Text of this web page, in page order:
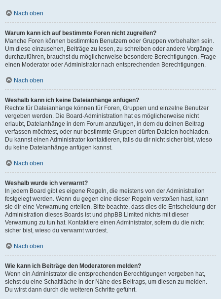
Nach oben
Warum kann ich auf bestimmte Foren nicht zugreifen?
Manche Foren können bestimmten Benutzern oder Gruppen vorbehalten sein.
Um diese einzusehen, Beiträge zu lesen, zu schreiben oder andere Vorgänge
durchzuführen, brauchst du möglicherweise besondere Berechtigungen. Frage
einen Moderator oder Administrator nach entsprechenden Berechtigungen.
Nach oben
Weshalb kann ich keine Dateianhänge anfügen?
Rechte für Dateianhänge können für Foren, Gruppen und einzelne Benutzer
vergeben werden. Die Board-Administration hat es möglicherweise nicht
erlaubt, Dateianhänge in dem Forum anzufügen, in dem du deinen Beitrag
verfassen möchtest, oder nur bestimmte Gruppen dürfen Dateien hochladen.
Du kannst einen Administrator kontaktieren, falls du dir nicht sicher bist, wieso
du keine Dateianhänge anfügen kannst.
Nach oben
Weshalb wurde ich verwarnt?
In jedem Board gibt es eigene Regeln, die meistens von der Administration
festgelegt werden. Wenn du gegen eine dieser Regeln verstoßen hast, kann
sie dir eine Verwarnung erteilen. Bitte beachte, dass dies die Entscheidung der
Administration dieses Boards ist und phpBB Limited nichts mit dieser
Verwarnung zu tun hat. Kontaktiere einen Administrator, sofern du die nicht
sicher bist, wieso du verwarnt wurdest.
Nach oben
Wie kann ich Beiträge den Moderatoren melden?
Wenn ein Administrator die entsprechenden Berechtigungen vergeben hat,
siehst du eine Schaltfläche in der Nähe des Beitrags, um diesen zu melden.
Du wirst dann durch die weiteren Schritte geführt.